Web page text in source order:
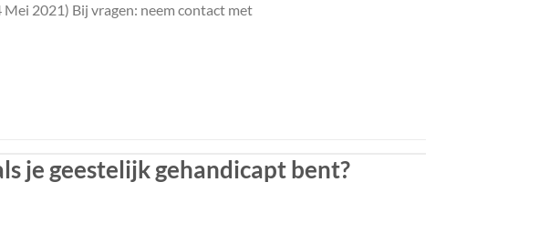
2021) Bij vragen: neem contact met
je geestelijk gehandicapt bent?